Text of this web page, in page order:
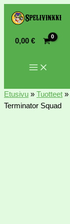
0,00€
Etusivu » Tuotteet »
Terminator Squad